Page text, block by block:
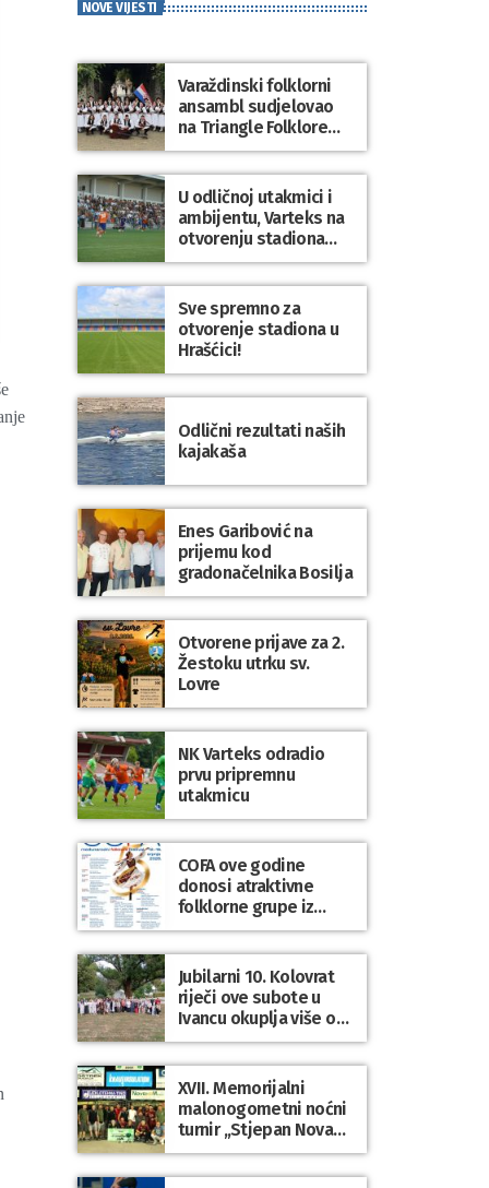
NOVE VIJESTI
Varaždinski folklorni
ansambl sudjelovao
na Triangle Folklore
Festivalu u Danskoj
U odličnoj utakmici i
ambijentu, Varteks na
otvorenju stadiona
odigrao 1:1 s
Mariborom
Sve spremno za
otvorenje stadiona u
Hrašćici!
Odlični rezultati naših
kajakaša
Enes Garibović na
prijemu kod
gradonačelnika Bosilja
Otvorene prijave za 2.
Žestoku utrku sv.
Lovre
NK Varteks odradio
prvu pripremnu
utakmicu
COFA ove godine
donosi atraktivne
folklorne grupe iz
Poljske, Škotske, Litve
i Uskršnjih otoka
Jubilarni 10. Kolovrat
riječi ove subote u
Ivancu okuplja više od
50 pjesnika
XVII. Memorijalni
malonogometni noćni
turnir „Stjepan Novak“
okupio brojne ekipe i
posjetitelje u Grani